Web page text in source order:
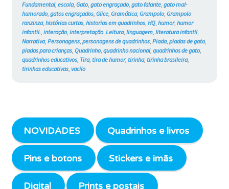
Fundamental, escola, Gato, gato engraçado, gato falante, gato mal-
humorado, gatos engraçados, Glice, Gramática, Grampolo, Grampolo
ranzinza, histórias curtas, historias em quadrinhos, HQ, humor, humor
infantil., interação, interpretação, Leitura, linguagem, literatura infantil,
Narrativa, Personagens, personagens de quadrinhos, Piada, piadas de gato,
piadas para crianças, Quadrinho, quadrinho nacional, quadrinhos de gato,
quadrinhos educativos, Tira, tira de humor, tirinha, tirinha brasileira,
tirinhas educativas, vacilo
NOVIDADES Quadrinhos e livros
Pins e botons Stickers e imãs
Digital Prints e postais